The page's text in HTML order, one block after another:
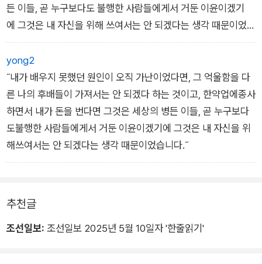
으로 취업했다.
주경야독 끝에 1962년 한약종상 시험에 합격했으나 미성년자
라 1년후 면허를 받고 1963년 사천시 용현면에 남성당 한약방
을 개업했다.
갓 스무 살 된 한약방 원장의 실력이 입소문을 타자 전국에서 손
님이 밀려들었다.
1973년 진주시 장대동으로, 1977년 진주시 동성동으로 이전
해 50여 년 동안 남성당 한약방을 운영하며 자신이 번 돈을 사회
에 환원하는 일에 힘을 쏟았다.
1983년 명신고등학교(학교법인 남성학숙)를 설립해 1991년 국
사업회 초대 이사장을 역임했다.
든 이들, 곧 누구보다도 불행한 사람들에게서 거둔 이윤이겠기
에 그것은 내 자신을 위해 쓰여서는 안 되겠다는 생각 때문이었습
니다.
-김장하, 명신고등학교 이사장 퇴임사
포르체는 여러분의 소중한 원고를 기다립니다.
porchetogo@gmail.com
yong2
˝내가 배우지 못했던 원인이 오직 가난이었다면, 그 억울함을 다
른 나의 후배들이 가져서는 안 되겠다 하는 것이고, 한약업에종사
하면서 내가 돈을 번다면 그것은 세상의 병든 이들, 곧 누구보다
도불행한 사람들에게서 거둔 이윤이겠기에 그것은 내 자신을 위
해쓰여서는 안 되겠다는 생각 때문이었습니다.˝
추천글
조선일보: 조선일보 2025년 5월 10일자 '한줄읽기'